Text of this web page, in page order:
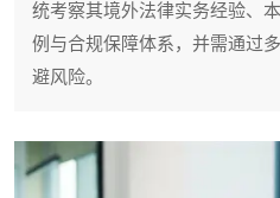
统考察其境外法律实务经验、
例与合规保障体系，并需通过
避风险。